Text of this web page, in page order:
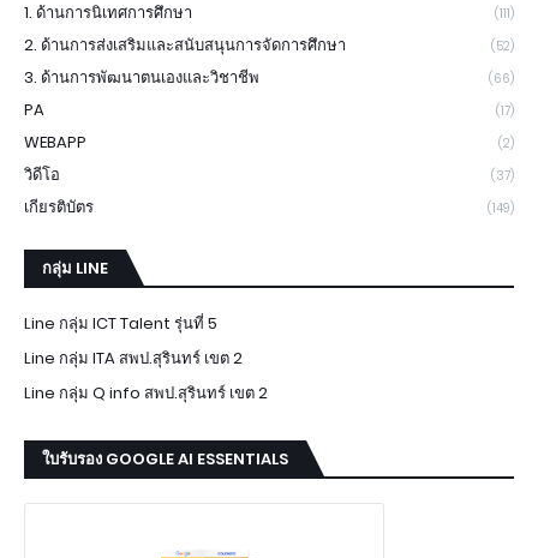
1. ด้านการนิเทศการศึกษา (111)
2. ด้านการส่งเสริมและสนับสนุนการจัดการศึกษา (52)
3. ด้านการพัฒนาตนเองและวิชาชีพ (66)
PA (17)
WEBAPP (2)
วิดีโอ (37)
เกียรติบัตร (149)
กลุ่ม LINE
Line กลุ่ม ICT Talent รุ่นที่ 5
Line กลุ่ม ITA สพป.สุรินทร์ เขต 2
Line กลุ่ม Q info สพป.สุรินทร์ เขต 2
ใบรับรอง GOOGLE AI ESSENTIALS